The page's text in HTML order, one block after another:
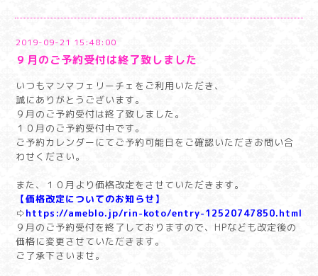
2019-09-21 15:48:00
９月のご予約受付は終了致しました
いつもマンマフェリーチェをご利用いただき、
誠にありがとうございます。
９月のご予約受付は終了致しました。
１０月のご予約受付中です。
ご予約カレンダーにてご予約可能日をご確認いただきお問い合
わせください。
また、１０月より価格改定をさせていただきます。
【価格改定についてのお知らせ】
⇨https://ameblo.jp/rin-koto/entry-12520747850.html
９月のご予約受付を終了しておりますので、HPなども改定後の
価格に変更させていただきます。
ご了承下さいませ。